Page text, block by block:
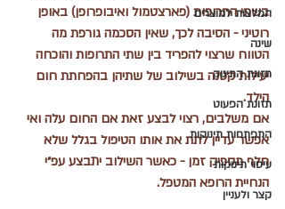
המלצות למוצרים
שינה
תזונת התינוק
תזונת הפעוט
התפתחות תינוקות
עיסוי תינוקות
קצר ולעניין
בשתי התרופות (פארצטמול ואיבופרופן) באופן
רוטיני - הסיבה לכך, שאין הסכמה גורפת מה
הטווח שרצוי להפריד בין שתי התרופות והוכחה
יעילות קטנה בשילוב של שתיהן בהפחתת חום
הילד.
אם משלבים, רצוי לבצע זאת אם החום עלה ואי
אפשר עדיין לתת את אותו הטיפול בגלל שלא
חלף מספיק זמן - כאשר השילוב יתבצע עפ״י
הנחיית הרופא המטפל.